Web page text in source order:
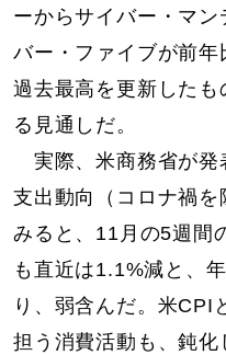
ーからサイバー・マ
バー・ファイブが前年
過去最高を更新した
る見通しだ。
実際、米商務省が発
支出動向（コロナ禍
みると、11月の5週間
も直近は1.1%減と、
り、弱含んだ。米CPI
担う消費活動も、鈍化